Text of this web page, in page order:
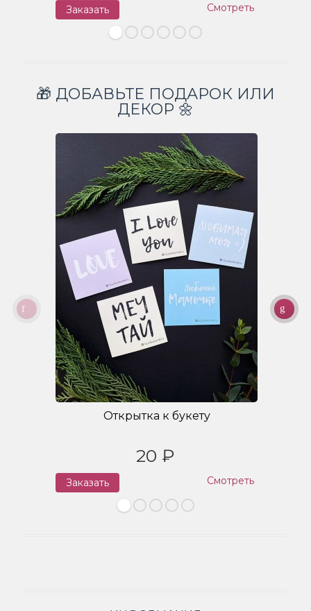
Заказать Смотреть
🎁 ДОБАВЬТЕ ПОДАРОК ИЛИ
ДЕКОР 🌼
Открытка к букету
20 ₽
Заказать Смотреть